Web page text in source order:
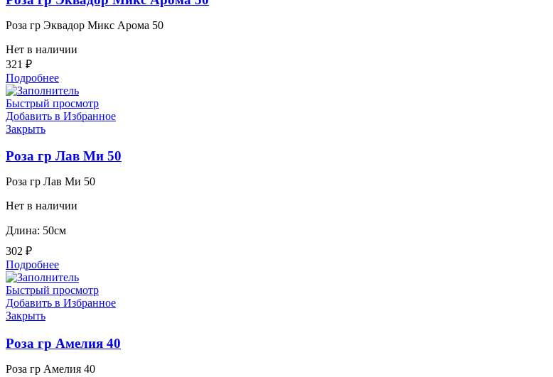
Роза гр Эквадор Микс Арома 50
Нет в наличии
321 ₽
Подробнее
Быстрый просмотр
Добавить в Избранное
Закрыть
Роза гр Лав Ми 50
Роза гр Лав Ми 50
Нет в наличии
Длина: 50см
302 ₽
Подробнее
Быстрый просмотр
Добавить в Избранное
Закрыть
Роза гр Амелия 40
Роза гр Амелия 40